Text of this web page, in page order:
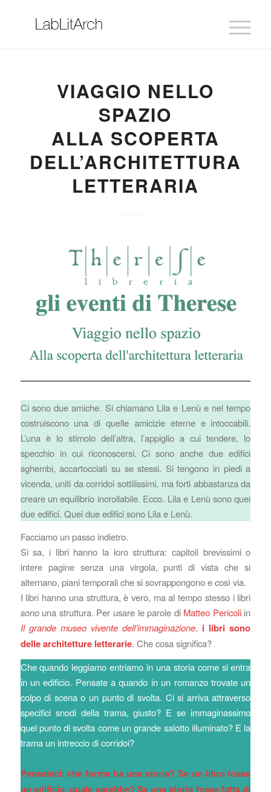
VIAGGIO NELLO
SPAZIO
ALLA SCOPERTA
DELL’ARCHITETTURA
LETTERARIA
Ci sono due amiche. Si chiamano Lila e Lenù e nel tempo
costruiscono una di quelle amicizie eterne e intoccabili.
L’una è lo stimolo dell’altra, l’appiglio a cui tendere, lo
specchio in cui riconoscersi. Ci sono anche due edifici
sghembi, accartocciati su se stessi. Si tengono in piedi a
vicenda, uniti da corridoi sottilissimi, ma forti abbastanza da
creare un equilibrio incrollabile. Ecco. Lila e Lenù sono quei
due edifici. Quei due edifici sono Lila e Lenù.
Facciamo un passo indietro.
Si sa, i libri hanno la loro struttura: capitoli brevissimi o
intere pagine senza una virgola, punti di vista che si
alternano, piani temporali che si sovrappongono e così via.
I libri hanno una struttura, è vero, ma al tempo stesso i libri
sono una struttura. Per usare le parole di Matteo Pericoliin
Il grande museo vivente dell’immaginazione, i libri sono
delle architetture letterarie. Che cosa significa?
Che quando leggiamo entriamo in una storia come si entra
in un edificio. Pensate a quando in un romanzo trovate un
colpo di scena o un punto di svolta. Ci si arriva attraverso
specifici snodi della trama, giusto? E se immaginassimo
quel punto di svolta come un grande salotto illuminato? E la
trama un intreccio di corridoi?
Pensateci: che forma ha una storia? Se un libro fosse
un edificio, quale sarebbe? Se una storia fosse fatta di